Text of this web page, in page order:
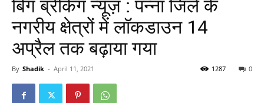
बिग ब्रेकिंग न्यूज़ : पन्ना जिले के
नगरीय क्षेत्रों में लॉकडाउन 14
अप्रैल तक बढ़ाया गया
By Shadik - April 11, 2021 0
1287